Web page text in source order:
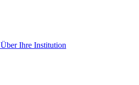
Über Ihre Institution